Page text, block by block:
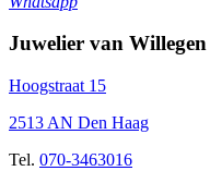
Juwelier van Willegen
Hoogstraat 15
2513 AN Den Haag
Tel. 070-3463016